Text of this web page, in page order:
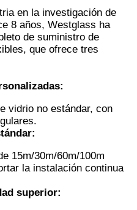
PVB
en la investigación de
8 años, Westglass ha
de suministro de
que ofrece tres
:
vidrio no estándar, con
:
15m/30m/60m/100m
la instalación continua
superior: